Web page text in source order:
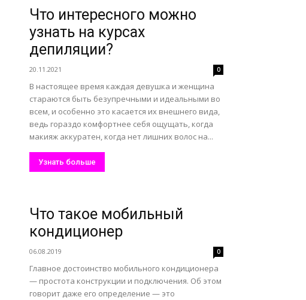
Что интересного можно
узнать на курсах
депиляции?
20.11.2021 0
В настоящее время каждая девушка и женщина
стараются быть безупречными и идеальными во
всем, и особенно это касается их внешнего вида,
ведь гораздо комфортнее себя ощущать, когда
макияж аккуратен, когда нет лишних волос на...
Узнать больше
Что такое мобильный
кондиционер
06.08.2019 0
Главное достоинство мобильного кондиционера
— простота конструкции и подключения. Об этом
говорит даже его определение — это